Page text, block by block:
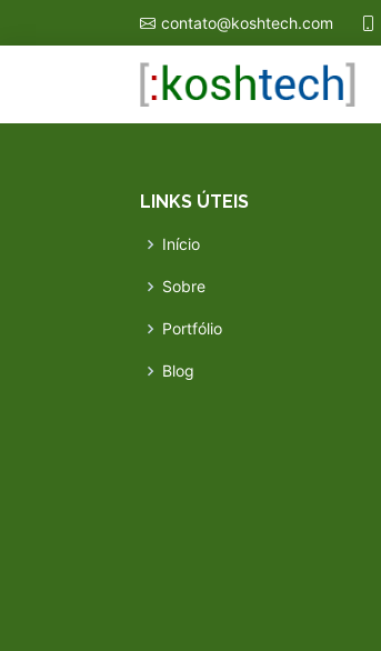
contato@koshtech.com
LINKS ÚTEIS
Início
Sobre
Portfólio
Blog